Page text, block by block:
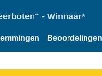
- Winnaar*
Beoordelingen